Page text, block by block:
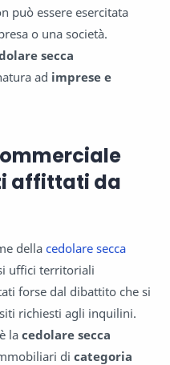
può essere esercitata
o una società.
secca
ad imprese e
affittati da
della cedolare secca
uffici territoriali
forse dal dibattito che si
richiesti agli inquilini.
è la cedolare secca
di categoria